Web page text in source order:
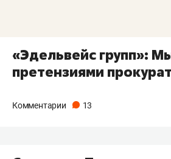
«Эдельвейс групп»:
претензиями
Комментарии 13